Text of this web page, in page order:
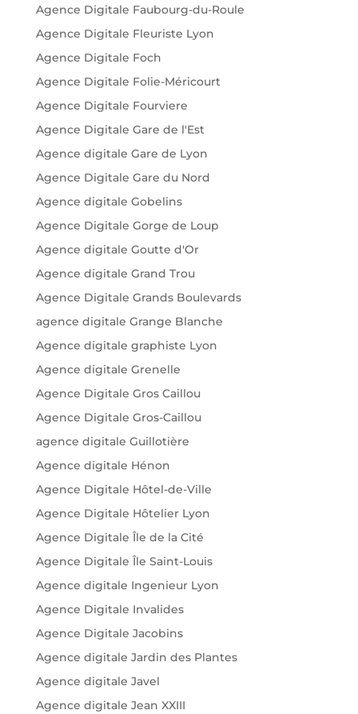
Agence Digitale Faubourg-du-Roule
Agence Digitale Fleuriste Lyon
Agence Digitale Foch
Agence Digitale Folie-Méricourt
Agence Digitale Fourviere
Agence Digitale Gare de l'Est
Agence digitale Gare de Lyon
Agence Digitale Gare du Nord
Agence digitale Gobelins
Agence Digitale Gorge de Loup
Agence digitale Goutte d'Or
Agence digitale Grand Trou
Agence Digitale Grands Boulevards
agence digitale Grange Blanche
Agence digitale graphiste Lyon
Agence digitale Grenelle
Agence Digitale Gros Caillou
Agence Digitale Gros-Caillou
agence digitale Guillotière
Agence digitale Hénon
Agence Digitale Hôtel-de-Ville
Agence Digitale Hôtelier Lyon
Agence Digitale Île de la Cité
Agence Digitale Île Saint-Louis
Agence digitale Ingenieur Lyon
Agence Digitale Invalides
Agence Digitale Jacobins
Agence digitale Jardin des Plantes
Agence digitale Javel
Agence digitale Jean XXIII